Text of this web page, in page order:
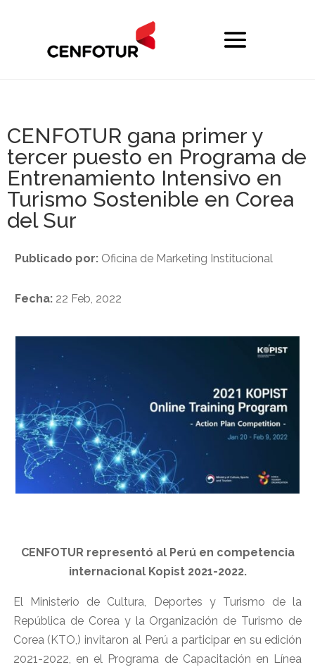
CENFOTUR gana primer y
tercer puesto en Programa de
Entrenamiento Intensivo en
Turismo Sostenible en Corea
del Sur
Publicado por: Oficina de Marketing Institucional
Fecha: 22 Feb, 2022
CENFOTUR representó al Perú en competencia
internacional Kopist 2021-2022.
El Ministerio de Cultura, Deportes y Turismo de la
República de Corea y la Organización de Turismo de
Corea (KTO,) invitaron al Perú a participar en su edición
2021-2022, en el Programa de Capacitación en Línea